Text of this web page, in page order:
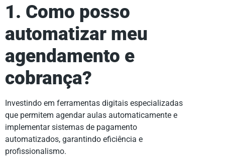
1. Como posso
automatizar meu
agendamento e
cobrança?
Investindo em ferramentas digitais especializadas
que permitem agendar aulas automaticamente e
implementar sistemas de pagamento
automatizados, garantindo eficiência e
profissionalismo.